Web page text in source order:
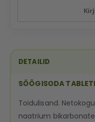
DETAILID
SÖÖGISODA
Toidulisand.
naatrium